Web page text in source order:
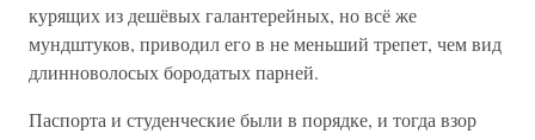
курящих из дешёвых галантерейных, но всё же
мундштуков, приводил его в не меньший трепет, чем вид
длинноволосых бородатых парней.
Паспорта и студенческие были в порядке, и тогда взор